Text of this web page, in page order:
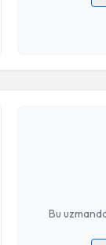
Kişisel
Bu